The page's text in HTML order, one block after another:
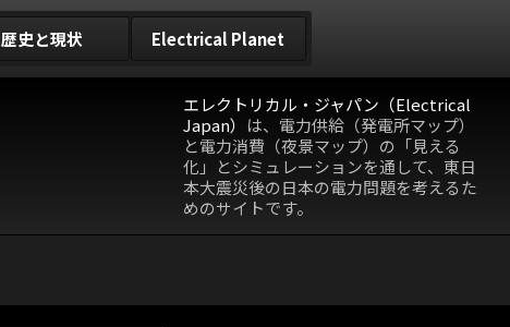
歴史と現状 Electrical Planet
エレクトリカル・ジャパン（Electrical
Japan） は、電力供給（発電所マップ）
と電力消費（夜景マップ）の「見える
化」とシミュレーションを通して、東日
本大震災後の日本の電力問題を考えるた
めのサイトです。